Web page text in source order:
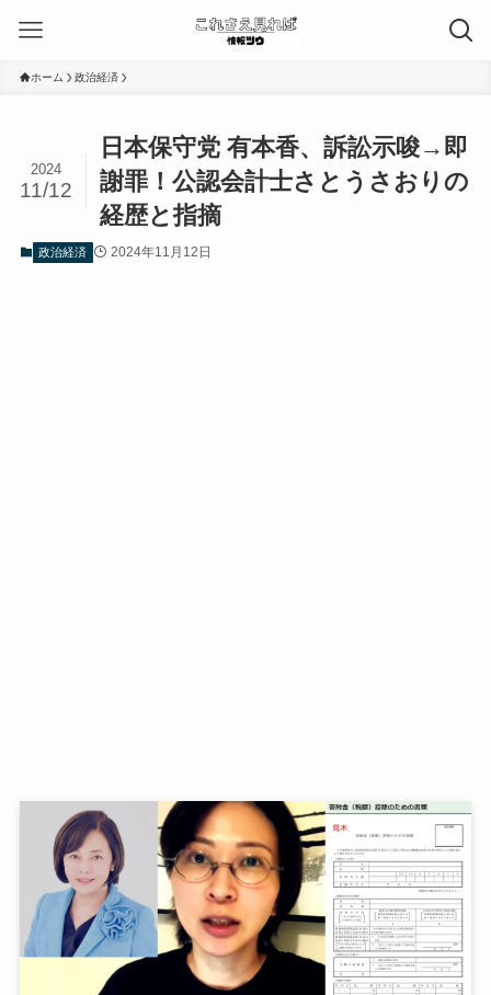
ホーム 政治経済
日本保守党 有本香、訴訟示唆→即
謝罪！公認会計士さとうさおりの
経歴と指摘
2024
11/12
政治経済 2024年11月12日